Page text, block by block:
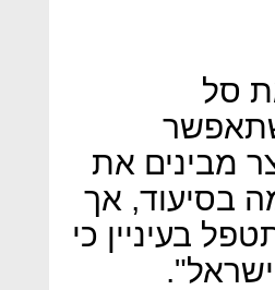
סל
מבינים את
בסיעוד, אך
בעיניין כי